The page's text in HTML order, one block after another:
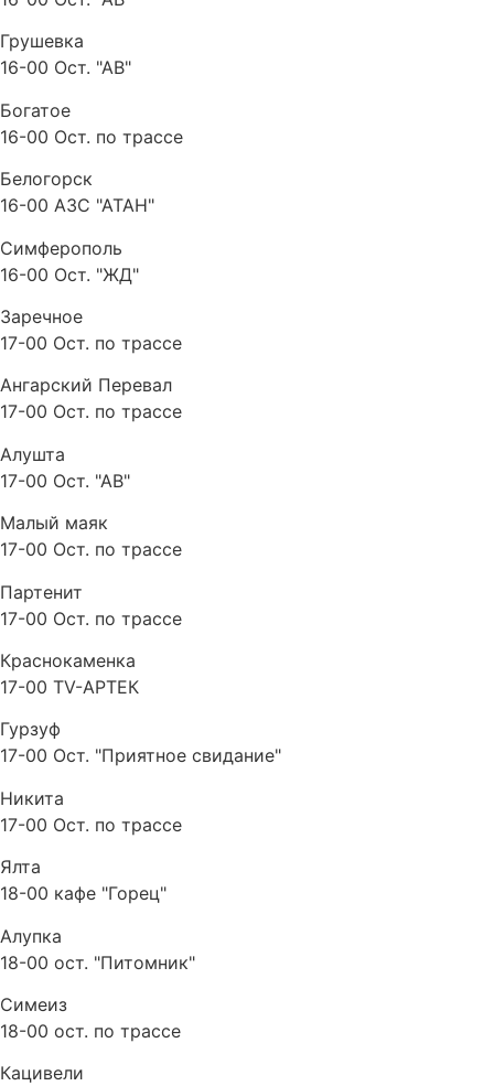
Грушевка
16-00 Ост. "АВ"
Богатое
16-00 Ост. по трассе
Белогорск
16-00 АЗС "АТАН"
Симферополь
16-00 Ост. "ЖД"
Заречное
17-00 Ост. по трассе
Ангарский Перевал
17-00 Ост. по трассе
Алушта
17-00 Ост. "АВ"
Малый маяк
17-00 Ост. по трассе
Партенит
17-00 Ост. по трассе
Краснокаменка
17-00 TV-АРТЕК
Гурзуф
17-00 Ост. "Приятное свидание"
Никита
17-00 Ост. по трассе
Ялта
18-00 кафе "Горец"
Алупка
18-00 ост. "Питомник"
Симеиз
18-00 ост. по трассе
Кацивели